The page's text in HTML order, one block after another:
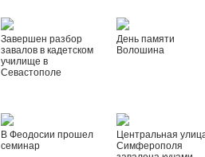
Завершен разбор
завалов в кадетском
училище в
Севастополе
День памяти
Волошина
В Феодосии прошел
семинар
Центральная
Симферополя